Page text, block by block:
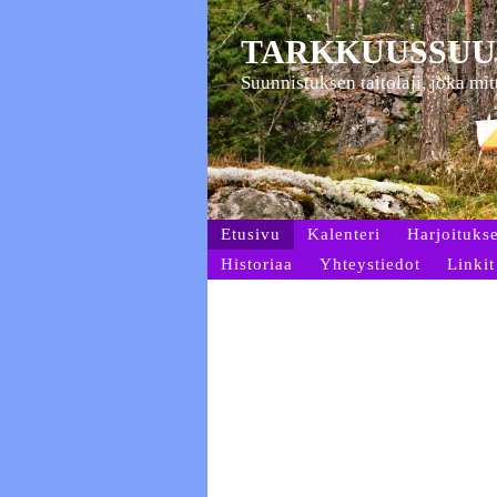
Suunnistuksen taitolaji, joka
Etusivu Kalenteri
Historiaa
Yhteystiedot Linkit